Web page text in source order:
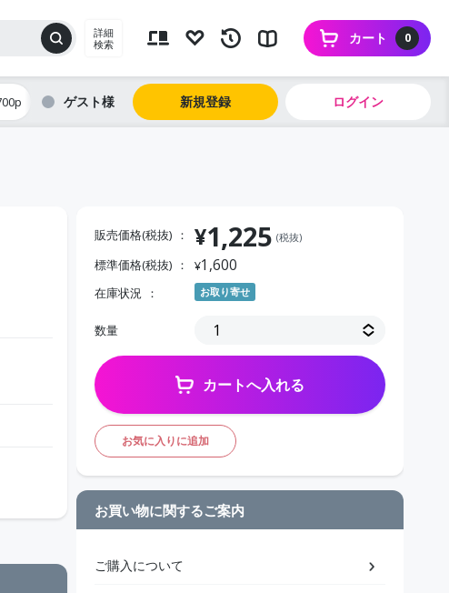
詳細
検索
0
カート
ゲスト 新規登録 ログイン
販売価格(税抜) ¥1,225 (税抜)
標準価格(税抜) ¥1,600
在庫状況 お取り寄せ
数量
カートへ入れる
お気に入りに追加
お買い物に関するご案内
ご購入について